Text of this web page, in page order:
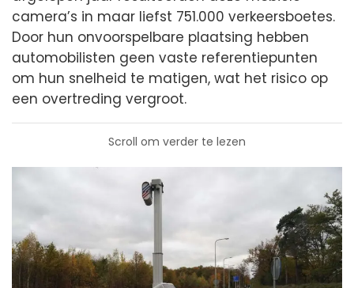
camera’s in maar liefst 751.000 verkeersboetes.
Door hun onvoorspelbare plaatsing hebben
automobilisten geen vaste referentiepunten
om hun snelheid te matigen, wat het risico op
een overtreding vergroot.
Scroll om verder te lezen